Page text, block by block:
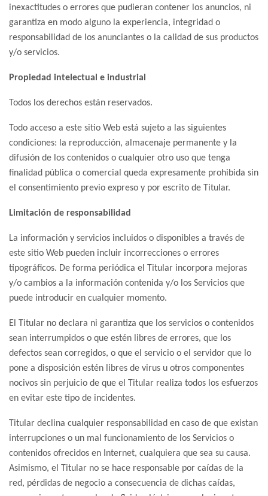
inexactitudes o errores que pudieran contener los anuncios, ni
garantiza en modo alguno la experiencia, integridad o
responsabilidad de los anunciantes o la calidad de sus productos
y/o servicios.
Propiedad intelectual e industrial
Todos los derechos están reservados.
Todo acceso a este sitio Web está sujeto a las siguientes
condiciones: la reproducción, almacenaje permanente y la
difusión de los contenidos o cualquier otro uso que tenga
finalidad pública o comercial queda expresamente prohibida sin
el consentimiento previo expreso y por escrito de Titular.
Limitación de responsabilidad
La información y servicios incluidos o disponibles a través de
este sitio Web pueden incluir incorrecciones o errores
tipográficos. De forma periódica el Titular incorpora mejoras
y/o cambios a la información contenida y/o los Servicios que
puede introducir en cualquier momento.
El Titular no declara ni garantiza que los servicios o contenidos
sean interrumpidos o que estén libres de errores, que los
defectos sean corregidos, o que el servicio o el servidor que lo
pone a disposición estén libres de virus u otros componentes
nocivos sin perjuicio de que el Titular realiza todos los esfuerzos
en evitar este tipo de incidentes.
Titular declina cualquier responsabilidad en caso de que existan
interrupciones o un mal funcionamiento de los Servicios o
contenidos ofrecidos en Internet, cualquiera que sea su causa.
Asimismo, el Titular no se hace responsable por caídas de la
red, pérdidas de negocio a consecuencia de dichas caídas,